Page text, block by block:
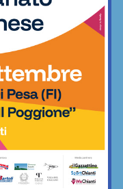
incredibile
da 0-2 a 2-2, per